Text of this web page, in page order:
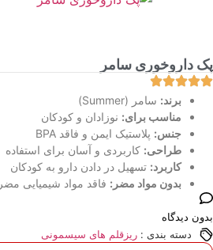
پک داروخوری سامر
برند: سامر (Summer)
مناسب برای: نوزادان و کودکان
جنس: پلاستیک ایمن و فاقد BPA
طراحی: کاربردی و آسان برای استفاده
کاربرد: تسهیل در دادن دارو به کودکان
بدون مواد مضر: فاقد مواد شیمیایی مضر
بدون دیدگاه
دسته بندی : ریزقلم های سیسمونی